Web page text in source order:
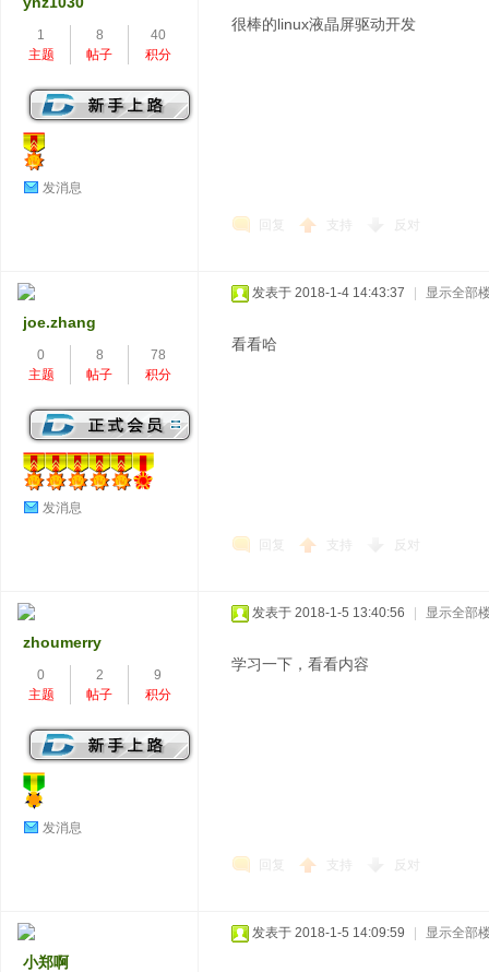
1
主题
8
帖子
40
积分
发消息
很棒的linux液晶屏驱动开发
回复 支持 反对
joe.zhang
0
主题
8
帖子
78
积分
发消息
发表于 2018-1-4 14:43:37 显示全部
看看哈
回复 支持 反对
zhoumerry
0
主题
2
帖子
9
积分
发消息
发表于 2018-1-5 13:40:56 显示全部
学习一下，看看内容
回复 支持 反对
小郑啊
发表于 2018-1-5 14:09:59 显示全部